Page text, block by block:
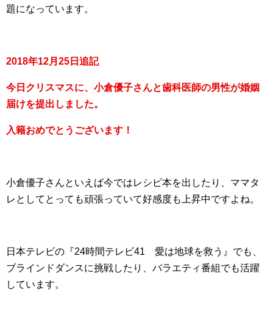
題になっています。
2018年12月25日追記
今日クリスマスに、小倉優子さんと歯科医師の男性が婚姻
届けを提出しました。
入籍おめでとうございます！
小倉優子さんといえば今ではレシピ本を出したり、ママタ
レとしてとっても頑張っていて好感度も上昇中ですよね。
日本テレビの『24時間テレビ41 愛は地球を救う』でも、
ブラインドダンスに挑戦したり、バラエティ番組でも活躍
しています。